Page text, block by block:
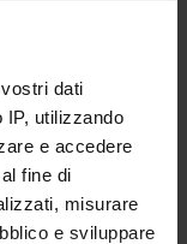
dati
IP, utilizzando
e accedere
fine di
misurare
e sviluppare